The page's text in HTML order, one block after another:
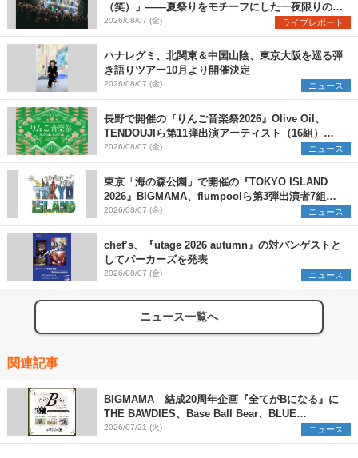
（笑）」――夏祭りをモチーフにした一夜限りのス
ペシャルライブ『色祭』レポート
2026/08/07 (金) ライブレポート
ハナレグミ、北関東＆中国山陰、東京大阪を巡る弾
き語りツアー10月より開催決定
2026/08/07 (金) ニュース
長野で開催の『りんご音楽祭2026』Olive Oil、
TENDOUJIら第11弾出演アーティスト（16組）を
発表
2026/08/07 (金) ニュース
東京「海の森公園」で開催の『TOKYO ISLAND
2026』BIGMAMA、flumpoolら第3弾出演者7組を
発表 ワークショップ・アート出展者を募集
2026/08/07 (金) ニュース
chef’s、『utage 2026 autumn』の対バンゲストと
してパーカーズを発表
2026/08/07 (金) ニュース
ニュース一覧へ
関連記事
BIGMAMA 結成20周年企画『全てがBになる』に
THE BAWDIES、Base Ball Bear、BLUE
ENCOUNTの出演が決定
2026/07/21 (火) ニュース